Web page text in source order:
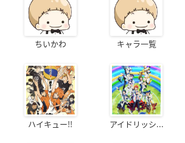
ちいかわ キャラ一覧
ハイキュー!! アイドリッシ...